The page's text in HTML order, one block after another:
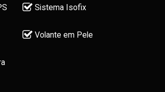
Sistema Isofix
Volante em Pele